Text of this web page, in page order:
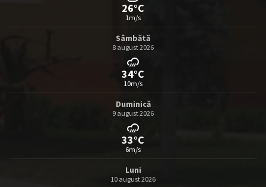
26°C
1m/s
Sâmbătă
8 august 2026
34°C
10m/s
Duminică
9 august 2026
33°C
6m/s
Luni
10 august 2026